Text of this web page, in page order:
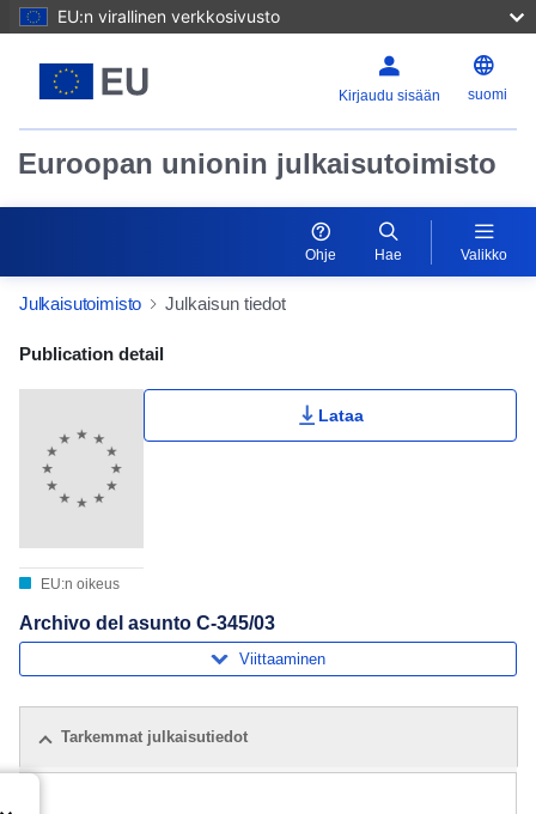
EU:n virallinen verkkosivusto
Kirjaudu sisään suomi
Euroopan unionin julkaisutoimisto
Ohje Hae Valikko
Julkaisutoimisto Julkaisun tiedot
Publication Detail Actions Portlet
Publication detail
EU:n oikeus
Lataa
Archivo del asunto C-345/03
Viittaaminen
Tarkemmat julkaisutiedot